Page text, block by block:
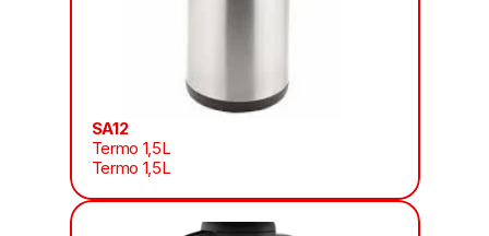
SA12
Termo 1,5L
Termo 1,5L